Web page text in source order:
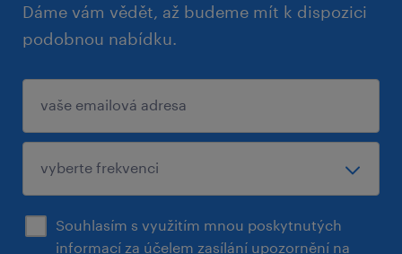
Dáme vám vědět, až budeme mít k dispozici
podobnou nabídku.
Souhlasím s využitím mnou poskytnutých
informací za účelem zasílání upozornění na